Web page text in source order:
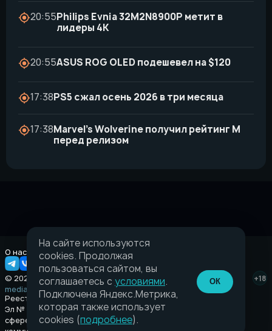
20:55Philips Evnia 32M2N8900P метит в
лидеры 4K
20:55ASUS ROG OLED подешевел на $120
17:38PS5 сжал осень 2026 в три месяца
17:38Marvel’s Wolverine получил рейтинг M
перед релизом
О нас Правовая информация
© 2026 Taverna.gg
+18
media@taverna.gg
Реестровая запись:
Эл № ФС77-89710 выдано Федеральной службой по надзору в
сфере связи, информационных технологий и массовых
На сайте используются
cookies. Продолжая
пользоваться сайтом, вы
соглашаетесь с условиями.
Подключена Яндекс.Метрика,
которая также использует
cookies (подробнее).
ОК